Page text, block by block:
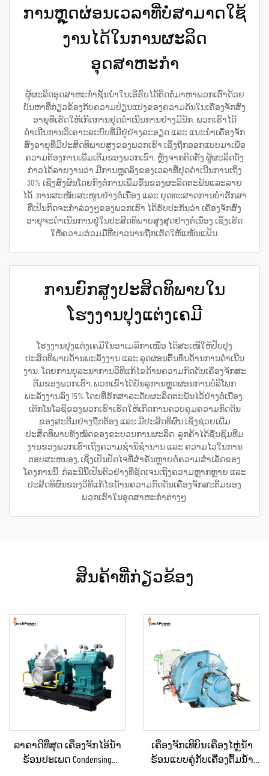
ການຫຼຸດຜ່ອນເວລາທີ່ບໍ່ສາມາດໃຊ້
ງານໄດ້ໃນການຜະລິດ
ອຸດສາຫະກຳ
ຜູ້ຜະລິດອຸດສາຫະກຳຊັ້ນນຳໃນເອີຣົບໄດ້ຕິດຕໍ່ມາຫາພວກເຮົາດ້ວຍ
ບັນຫາທີ່ກ່ຽວຂ້ອງກັບຄວາມປ່ຽນແປງຂອງຄວາມດັນໃນເຄື່ອງຈັກສົ່ງ
ອາຍຸທີ່ເຮັດໃຫ້ເກີດການຢຸດດຳເນີນການຢ່າງມີນັກ. ພວກເຮົາໄດ້
ດຳເນີນການວິເຄາະລະບົບທີ່ມີຢູ່ຢ່າງລະອຽດ ແລະ ແນະນຳເຄື່ອງຈັກ
ສົ່ງອາຍຸທີ່ມີປະສິດທິພາບສູງຂອງພວກເຮົາ ເຊິ່ງຖືກອອກແບບມາເພື່ອ
ຄວາມຕ້ອງການເພີ່ມເຕີມຂອງພວກເຂົາ. ຫຼັງຈາກຕິດຕັ້ງ ຜູ້ຜະລິດດັ່ງ
ກ່າວໄດ້ລາຍງານວ່າ ມີການຫຼຸດລົງຂອງເວລາທີ່ຢຸດດຳເນີນການເຖິງ
30% ເຊິ່ງສົ່ງຜົນໂດຍກົງຕໍ່ການເພີ່ມຂຶ້ນຂອງຜະລິດຕະພັນແລະລາຍ
ໄດ້. ການສະໜັບສະໜູນຢ່າງຕໍ່ເນື່ອງ ແລະ ຍຸດທະສາດການບໍາຮັກສາ
ທີ່ເປັນກິດຈະກຳລ່ວງໆຂອງພວກເຮົາ ໄດ້ຮັບປະກັນວ່າ ເຄື່ອງຈັກສົ່ງ
ອາຍຸຈະດຳເນີນການຢູ່ໃນປະສິດທິພາບສູງສຸດຢ່າງຕໍ່ເນື່ອງ ເຊິ່ງເຮັດ
ໃຫ້ຄວາມຮ່ວມມືທີ່ຍາວນານຖືກເຮັດໃຫ້ແໜ້ນແຟ້ນ.
ການຍົກສູງປະສິດທິພາບໃນ
ໂຮງງານປຸງແຕ່ງເຄມີ
ໂຮງງານປຸງແຕ່ງເຄມີໃນອາເມລິກາເໜືອ ໄດ້ສະເໜີໃຫ້ປັບປຸງ
ປະສິດທິພາບດ້ານພະລັງງານ ແລະ ລຸດຜ່ອນຕົ້ນທຶນດ້ານການດຳເນີນ
ງານ. ໂດຍການບູລະນາການວິທີແກ້ໄຂດ້ານຄວາມກົດດັນເຄື່ອງຈັກສະ
ຕີມຂອງພວກເຮົາ, ພວກເຂົາໄດ້ບັນລຸການຫຼຸດຜ່ອນການບໍລິໂພກ
ພະລັງງານລົງ 15% ໂດຍທີ່ຮັກສາລະດັບຜະລິດຕະພັນໄວ້ຢ່າງຕໍ່ເນື່ອງ.
ເຕັກໂນໂລຊີຂອງພວກເຮົາເຮັດໃຫ້ເກີດການຄວບຄຸມຄວາມກົດດັນ
ຂອງສະຕີມຢ່າງຖືກຕ້ອງ ແລະ ມີປະສິດທິຜົນ ເຊິ່ງຊ່ວຍເພີ່ມ
ປະສິດທິພາບທັງໝົດຂອງຂະບວນການຜະລິດ. ລູກຄ້າໄດ້ຊື່ນຊົມທີມ
ງານຂອງພວກເຮົາເຖິງຄວາມຊຳນິຊຳນານ ແລະ ຄວາມໄວໃນການ
ຕອບສະຫນອງ, ເຊິ່ງເປັນປັດໄຈທີ່ສຳຄັນຫຼາຍຕໍ່ຄວາມສຳເລັດຂອງ
ໂຄງການນີ້. ກໍລະນີນີ້ເປັນຕົວຢ່າງທີ່ຊັດເຈນເຖິງຄວາມຫຼາກຫຼາຍ ແລະ
ປະສິດທິຜົນຂອງວິທີແກ້ໄຂດ້ານຄວາມກົດດັນເຄື່ອງຈັກສະຕີມຂອງ
ພວກເຮົາໃນອຸດສາຫະກຳຕ່າງໆ.
ສິນຄ້າທີ່ກ່ຽວຂ້ອງ
ລາຄາດີທີ່ສຸດ ເຄື່ອງຈັກໄອ້ນ້ຳ
ຮ້ອນປະເພດ Condensing
ເຄື່ອງຈັກເທີບິນເຄື່ອງໄຫຼ່ນ້ຳ
ຮ້ອນແບບຄູ່ກັບເຄື່ອງຕົ້ມນ້ຳ